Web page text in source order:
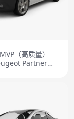
（高质量）
Partner